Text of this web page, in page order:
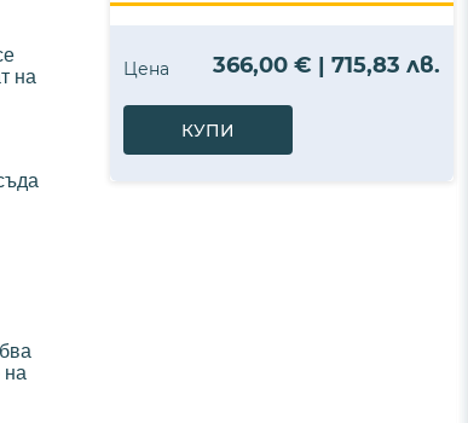
на
на
Цена 366,00 € | 715,83 лв.
КУПИ